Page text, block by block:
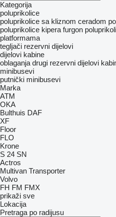
Kategorija
poluprikolice
poluprikolice sa kliznom ceradom
poluprikolice kipera furgon
platformama
tegljači rezervni dijelovi
dijelovi kabine
oblaganja drugi rezervni dijelovi
minibusevi
putnički minibusevi
Marka
ATM
OKA
Bulthuis DAF
XF
Floor
FLO
Krone
S 24 SN
Actros
Multivan Transporter
Volvo
FH FM FMX
prikaži sve
Lokacija
Pretraga po radijusu